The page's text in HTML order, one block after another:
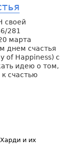
своей
281
марта
днем счастья
of Happiness) с
идею о том,
счастью
и их